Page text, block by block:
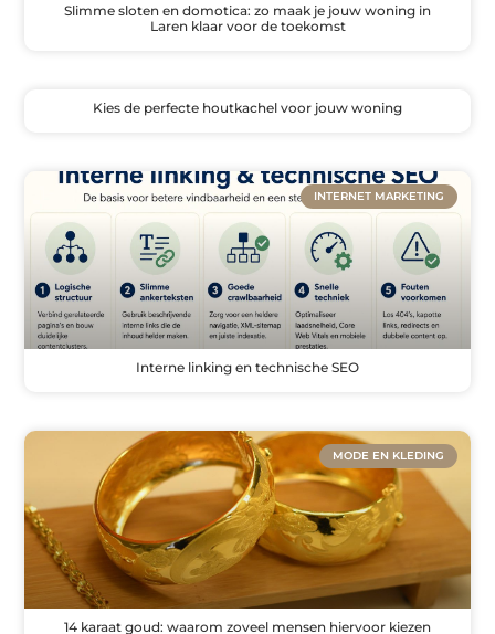
Slimme sloten en domotica: zo maak je jouw woning in
Laren klaar voor de toekomst
Kies de perfecte houtkachel voor jouw woning
INTERNET MARKETING
Interne linking en technische SEO
MODE EN KLEDING
14 karaat goud: waarom zoveel mensen hiervoor kiezen